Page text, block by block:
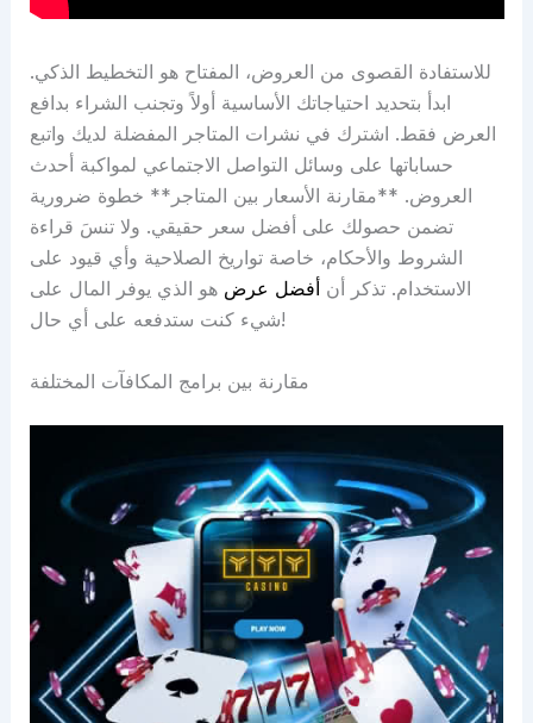
للاستفادة القصوى من العروض، المفتاح هو التخطيط الذكي.
ابدأ بتحديد احتياجاتك الأساسية أولاً وتجنب الشراء بدافع
العرض فقط. اشترك في نشرات المتاجر المفضلة لديك واتبع
حساباتها على وسائل التواصل الاجتماعي لمواكبة أحدث
العروض. **مقارنة الأسعار بين المتاجر** خطوة ضرورية
تضمن حصولك على أفضل سعر حقيقي. ولا تنسَ قراءة
الشروط والأحكام، خاصة تواريخ الصلاحية وأي قيود على
الاستخدام. تذكر أن أفضل عرض هو الذي يوفر المال على
شيء كنت ستدفعه على أي حال!
مقارنة بين برامج المكافآت المختلفة